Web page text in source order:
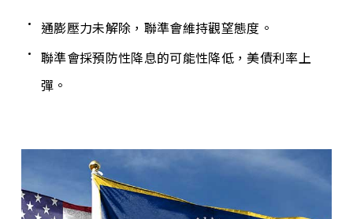
通膨壓力未解除，聯準會維持觀望態度。
聯準會採預防性降息的可能性降低，美債利率上
彈。